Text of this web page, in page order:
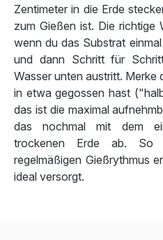
Zentimeter in die Erde
zum Gießen ist. Die richtige
wenn du das Substrat
und dann Schritt für
Wasser unten austritt. Merke
in etwa gegossen hast
das ist die maximal
das nochmal mit dem
trockenen Erde ab. So
regelmäßigen Gießrythmus
ideal versorgt.